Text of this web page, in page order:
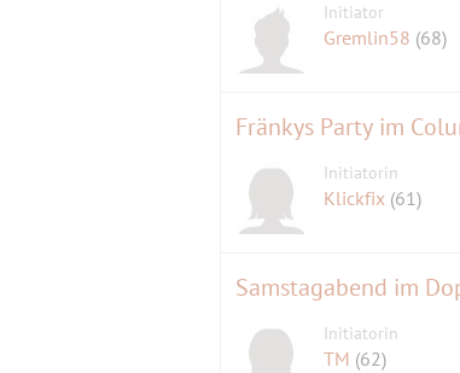
Initiator
Gremlin58 (68)
Fränkys Party im
Initiatorin
Klickfix (61)
Samstagabend im
Initiatorin
TM (62)